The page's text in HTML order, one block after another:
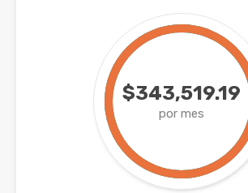
$343,519.19
por mes